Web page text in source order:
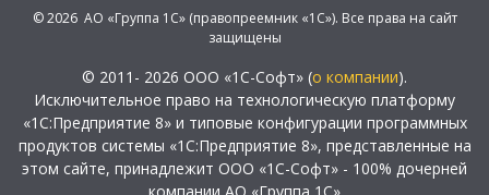
© 2026 АО «Группа 1С» (правопреемник «1С»). Все права на сайт
защищены
© 2011- 2026 ООО «1С-Софт» (о компании).
Исключительное право на технологическую платформу
«1С:Предприятие 8» и типовые конфигурации программных
продуктов системы «1С:Предприятие 8», представленные на
этом сайте, принадлежит ООО «1С-Софт» - 100% дочерней